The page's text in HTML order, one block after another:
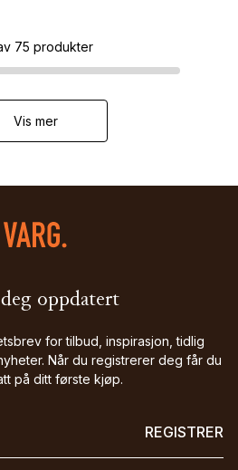
75 produkter
Vis mer
oppdatert
for tilbud, inspirasjon, tidlig
Når du registrerer deg får du
på ditt første kjøp.
REGISTRER